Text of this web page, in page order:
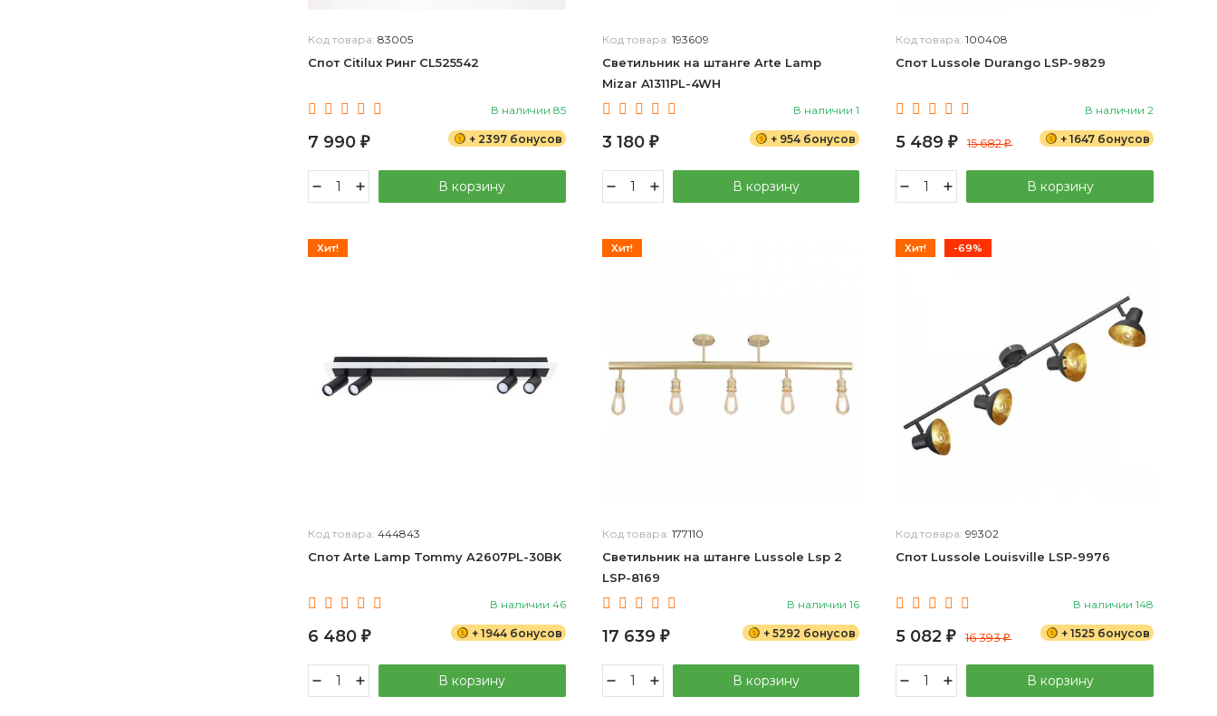
Код товара: 83005
Спот Citilux Ринг CL525542
В наличии 85
7 990 ₽ + 2397 бонусов
В корзину
Код товара: 193609
Светильник на штанге Arte Lamp
Mizar A1311PL-4WH
В наличии 1
3 180 ₽ + 954 бонусов
В корзину
Код товара:100408
Спот Lussole Durango LSP-9829
В наличии 2
5 489₽ 15 682₽ + 1647 бонусов
В корзину
Хит!
Код товара: 444843
Спот Arte Lamp Tommy A2607PL-30BK
В наличии 46
6 480 ₽ + 1944 бонусов
В корзину
Хит!
Код товара: 177110
Светильник на штанге Lussole Lsp 2
LSP-8169
В наличии 16
17 639 ₽ + 5292 бонусов
В корзину
Хит! -69%
Код товара:99302
Спот Lussole Louisville LSP-9976
В наличии 148
5 082₽ 16 393₽ + 1525 бонусов
В корзину